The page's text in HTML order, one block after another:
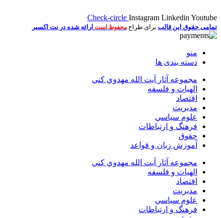
Check-circle Instagram Linkedin Youtube
تمامی حقوق این قالب برای طراح محفوظ است ارائه شده در نت اکسیر
منو
دسته بندی ها
مجموعه آثار آيت الله مهدوي كني
الهیات و فلسفه
اقتصاد
مديريت
علوم سياسي
فرهنگ و ارتباطات
حقوق
آموزش زبان و قواعد
مجموعه آثار آيت الله مهدوي كني
الهیات و فلسفه
اقتصاد
مديريت
علوم سياسي
فرهنگ و ارتباطات